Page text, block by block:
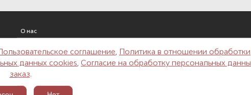
соглашение, Политика в отношении обработки
данных cookies, Согласие на обработку персональных
заказ.
О нас
Новости
Контакты
Архитекторам и дизайнерам
Вакансии
г.